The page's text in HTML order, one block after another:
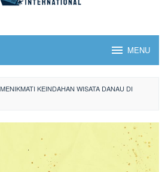
MENU
MENIKMATI KEINDAHAN WISATA DANAU DI